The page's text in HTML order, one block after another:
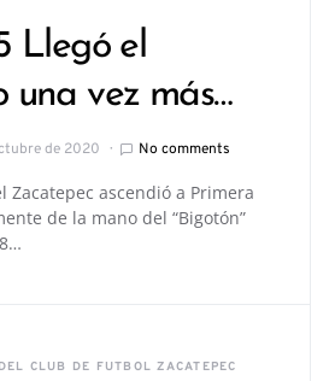
Llegó el
una vez más…
de 2020 No comments
Zacatepec ascendió a Primera
de la mano del “Bigotón”
CLUB DE FUTBOL ZACATEPEC